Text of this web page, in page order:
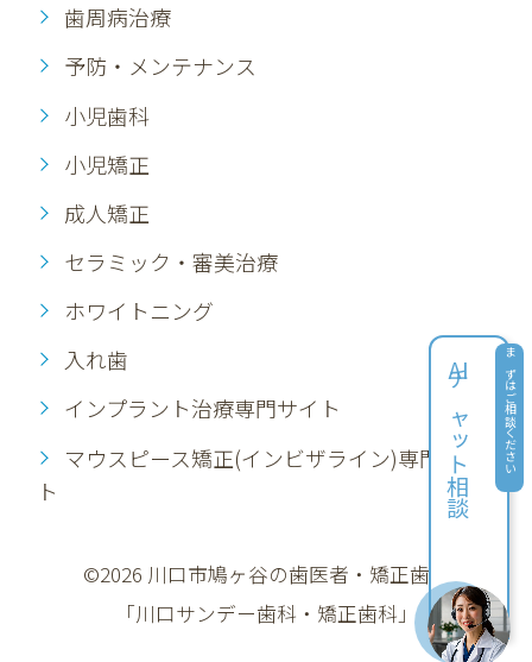
歯周病治療
予防・メンテナンス
小児歯科
小児矯正
成人矯正
セラミック・審美治療
ホワイトニング
入れ歯
インプラント治療専門サイト
マウスピース矯正(インビザライン)専門サイ
ト
©2026 川口市鳩ヶ谷の歯医者・矯正歯科
「川口サンデー歯科・矯正歯科」
AI
チャット相談 まずはご相談ください